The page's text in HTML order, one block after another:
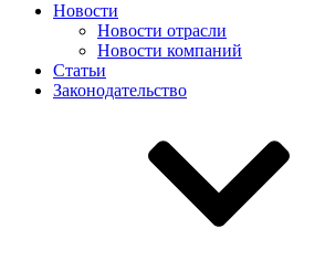
Новости
Новости отрасли
Новости компаний
Статьи
Законодательство